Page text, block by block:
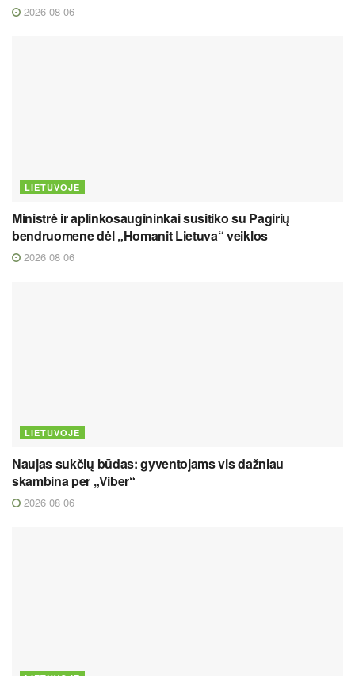
2026 08 06
LIETUVOJE
Ministrė ir aplinkosaugininkai susitiko su Pagirių
bendruomene dėl „Homanit Lietuva“ veiklos
2026 08 06
LIETUVOJE
Naujas sukčių būdas: gyventojams vis dažniau
skambina per „Viber“
2026 08 06